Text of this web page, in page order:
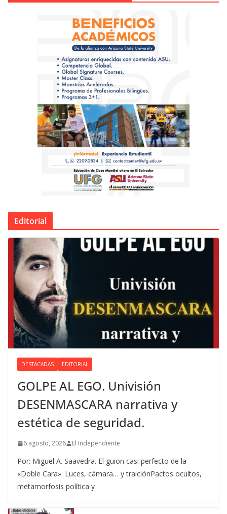
Editorial
DESTACADAS EDITORIAL
GOLPE AL EGO. Univisión
DESENMASCARA narrativa y
estética de seguridad.
6 agosto, 2026 El Independiente
Por: Miguel A. Saavedra. El guion casi perfecto de la
«Doble Cara»: Luces, cámara… y traiciónPactos ocultos,
metamorfosis política y